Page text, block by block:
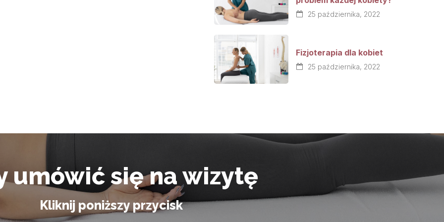
25 października, 2022
Fizjoterapia dla kobiet
25 października, 2022
umówić się na wizytę
Kliknij poniższy przycisk